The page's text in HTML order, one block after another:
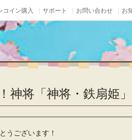
コイン購入 サポート お問い合わせ お
神将「神将・鉄扇姫」
うございます！